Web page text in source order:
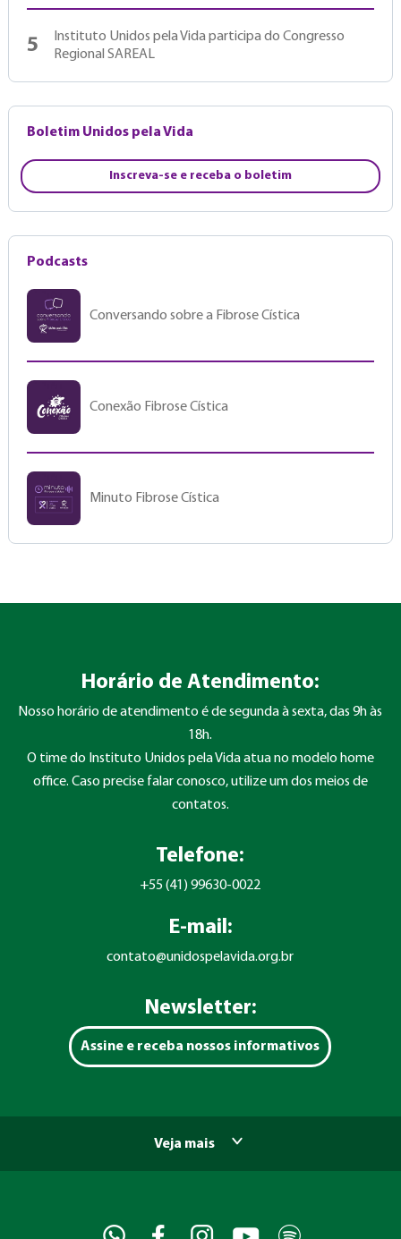
5
Instituto Unidos pela Vida participa do Congresso
Regional SAREAL
Boletim Unidos pela Vida
Inscreva-se e receba o boletim
Podcasts
Conversando sobre a Fibrose Cística
Conexão Fibrose Cística
Minuto Fibrose Cística
Horário de Atendimento:
Nosso horário de atendimento é de segunda à sexta, das 9h às
18h.
O time do Instituto Unidos pela Vida atua no modelo home
office. Caso precise falar conosco, utilize um dos meios de
contatos.
Telefone:
+55 (41) 99630-0022
E-mail:
contato@unidospelavida.org.br
Newsletter:
Assine e receba nossos informativos
Veja mais